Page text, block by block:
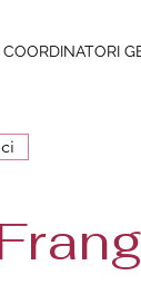
COORDINATORI